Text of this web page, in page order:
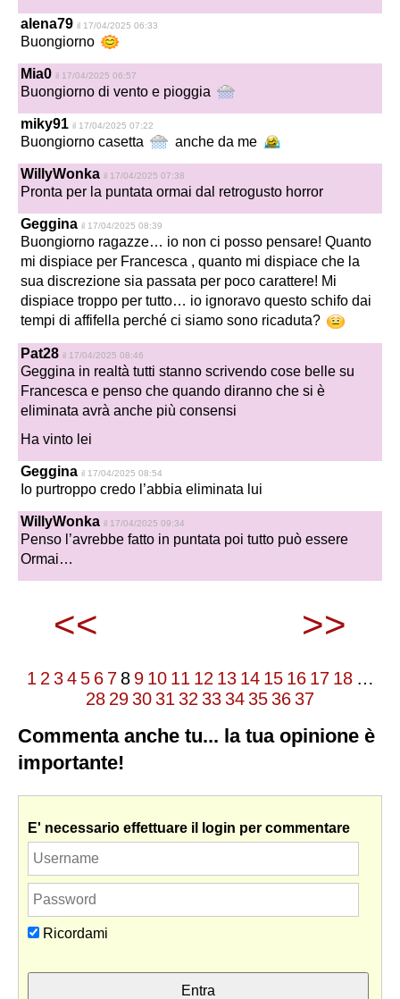
alena79 il 17/04/2025 06:33
Buongiorno
Mia0 il 17/04/2025 06:57
Buongiorno di vento e pioggia
miky91 il 17/04/2025 07:22
Buongiorno casetta anche da me
WillyWonka il 17/04/2025 07:38
Pronta per la puntata ormai dal retrogusto horror
Geggina il 17/04/2025 08:39
Buongiorno ragazze… io non ci posso pensare! Quanto
mi dispiace per Francesca , quanto mi dispiace che la
sua discrezione sia passata per poco carattere! Mi
dispiace troppo per tutto… io ignoravo questo schifo dai
tempi di affifella perché ci siamo sono ricaduta?
Pat28 il 17/04/2025 08:46
Geggina in realtà tutti stanno scrivendo cose belle su
Francesca e penso che quando diranno che si è
eliminata avrà anche più consensi
Ha vinto lei
Geggina il 17/04/2025 08:54
Io purtroppo credo l’abbia eliminata lui
WillyWonka il 17/04/2025 09:34
Penso l’avrebbe fatto in puntata poi tutto può essere
Ormai…
<< >>
1 2 3 4 5 6 7 8 9 10 11 12 13 14 15 16 17 18 …
28 29 30 31 32 33 34 35 36 37
Commenta anche tu... la tua opinione è
importante!
E' necessario effettuare il login per commentare
Ricordami